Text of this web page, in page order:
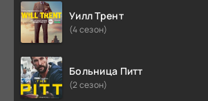
Уилл Трент
(4 сезон)
Больница Питт
(2 сезон)